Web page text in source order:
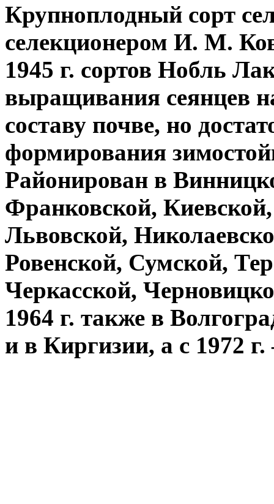
Крупноплодный сорт
селекционером И. М.
1945 г. сортов Нобль
выращивания сеянцев
составу почве, но
формирования
Районирован в
Франковской,
Львовской,
Ровенской, Сумской,
Черкасской,
1964 г. также в
и в Киргизии, а с 1972